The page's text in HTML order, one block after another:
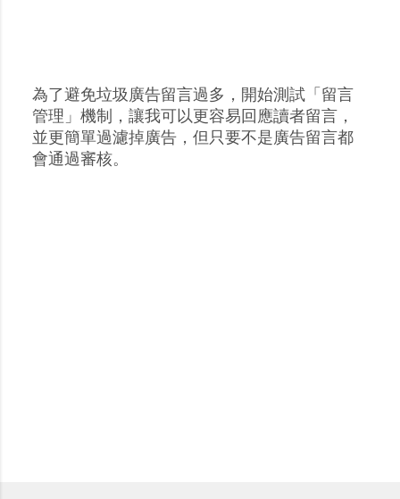
張
貼
留
為了避免垃圾廣告留言過多，開始測試「留言
管理」機制，讓我可以更容易回應讀者留言，
並更簡單過濾掉廣告，但只要不是廣告留言都
會通過審核。